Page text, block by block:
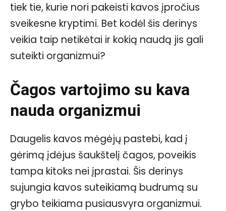
tiek tie, kurie nori pakeisti kavos įpročius
sveikesne kryptimi. Bet kodėl šis derinys
veikia taip netikėtai ir kokią naudą jis gali
suteikti organizmui?
Čagos vartojimo su kava
nauda organizmui
Daugelis kavos mėgėjų pastebi, kad į
gėrimą įdėjus šaukštelį čagos, poveikis
tampa kitoks nei įprastai. Šis derinys
sujungia kavos suteikiamą budrumą su
grybo teikiama pusiausvyra organizmui.